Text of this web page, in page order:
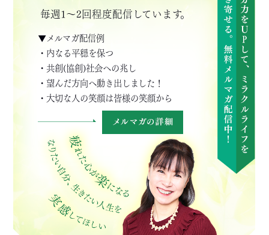
毎週1～2回程度配信しています。
▼メルマガ配信例
・内なる平穏を保つ
・共創(協創)社会への兆し
・望んだ方向へ動き出しました！
・大切な人の笑顔は皆様の笑顔から